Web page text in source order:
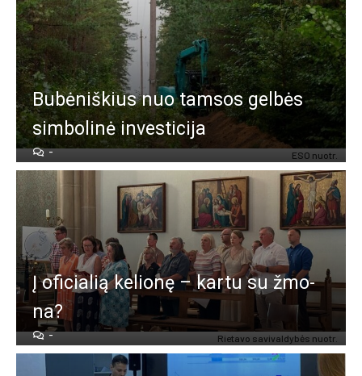
ESO nuo­tr.
Bu­bė­niš­kius nuo tam­sos gel­bės
sim­bo­li­nė in­ves­ti­ci­ja
-
Rie­ta­vo sa­vi­val­dy­bės nuo­tr.
Į ofi­cia­lią ke­lio­nę – kar­tu su žmo­
na?
-